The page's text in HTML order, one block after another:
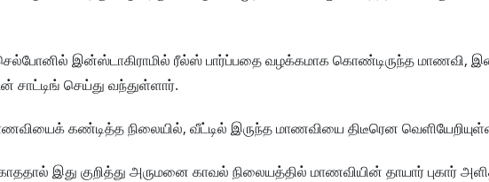
இன்ஸ்டாகிராமில் ரீல்ஸ் பார்ப்பதை வழக்கமாக கொண்டிருந்த மாணவி,
செய்து வந்துள்ளார்.
கண்டித்த நிலையில், வீட்டில் இருந்த மாணவியை திடீரென
இது குறித்து அருமனை காவல் நிலையத்தில் மாணவியின் தாயார் புகார்